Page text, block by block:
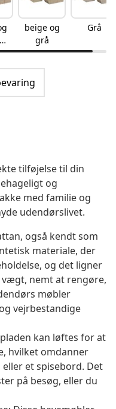
beige og
grå
Grå
tilføjelse til din
og
med familie og
udendørslivet.
også kendt som
materiale, der
og det ligner
nemt at rengøre,
møbler
vejrbestandige
kan løftes for at
hvilket omdanner
et spisebord. Det
på besøg, eller du